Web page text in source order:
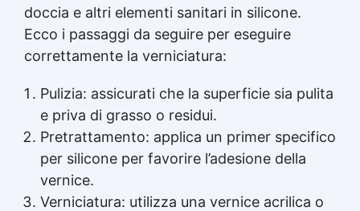
doccia e altri elementi sanitari in silicone.
Ecco i passaggi da seguire per eseguire
correttamente la verniciatura:
Pulizia: assicurati che la superficie sia pulita
e priva di grasso o residui.
Pretrattamento: applica un primer specifico
per silicone per favorire l’adesione della
vernice.
Verniciatura: utilizza una vernice acrilica o